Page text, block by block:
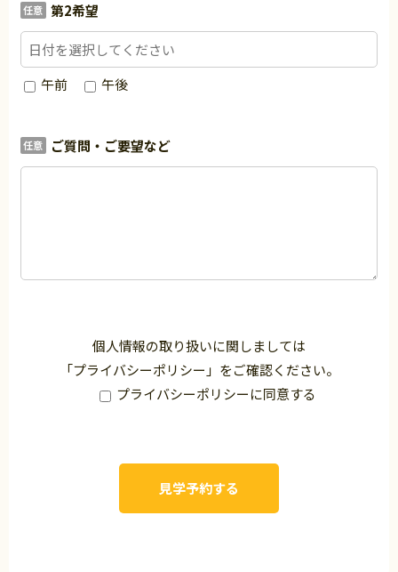
任意 第2希望
午前 午後
任意 ご質問・ご要望など
個人情報の取り扱いに関しましては
「プライバシーポリシー 」をご確認ください。
プライバシーポリシーに同意する